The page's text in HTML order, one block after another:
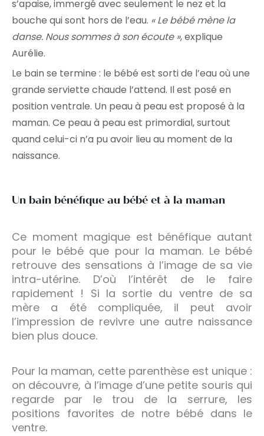
s’apaise, immergé avec seulement le nez et la
bouche qui sont hors de l’eau. « Le bébé mène la
danse. Nous sommes à son écoute », explique
Aurélie.
Le bain se termine : le bébé est sorti de l’eau où une
grande serviette chaude l’attend. Il est posé en
position ventrale. Un peau à peau est proposé à la
maman. Ce peau à peau est primordial, surtout
quand celui-ci n’a pu avoir lieu au moment de la
naissance.
Un bain bénéfique au bébé et à la maman
Ce moment magique est bénéfique autant
pour le bébé que pour la maman. Le bébé
retrouve des sensations à l’image de sa vie
intra-utérine. D’où l’intérêt de le faire
rapidement ! Si la sortie du ventre de sa
mère a été compliquée, il peut avoir
l’impression de revivre une autre naissance
bien plus douce.
Pour la maman, cette parenthèse est unique :
on découvre, à l’image d’une petite souris qui
regarde par le trou de la serrure, les
positions favorites de notre bébé dans le
ventre.